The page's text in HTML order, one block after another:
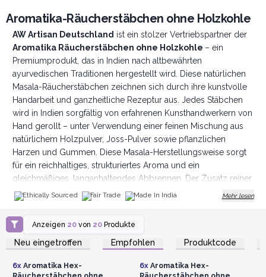
Aromatika-Räucherstäbchen ohne Holzkohle
AW Artisan Deutschland ist ein stolzer Vertriebspartner der
Aromatika Räucherstäbchen ohne Holzkohle – ein
Premiumprodukt, das in Indien nach altbewährten
ayurvedischen Traditionen hergestellt wird. Diese natürlichen
Masala-Räucherstäbchen zeichnen sich durch ihre kunstvolle
Handarbeit und ganzheitliche Rezeptur aus. Jedes Stäbchen
wird in Indien sorgfältig von erfahrenen Kunsthandwerkern von
Hand gerollt – unter Verwendung einer feinen Mischung aus
natürlichem Holzpulver, Joss-Pulver sowie pflanzlichen
Harzen und Gummen. Diese Masala-Herstellungsweise sorgt
für ein reichhaltiges, strukturiertes Aroma und ein
gleichmäßiges, langanhaltendes Abbrennen. Der Zusatz reiner
ätherischer Duftöle verleiht den Stäbchen therapeutische und
seelischen Duft – ideal
Verbesserung der Raumstimmung.
Ein wesentliches Merkmal der Aromatika-Räucherstäbchen ist
ungiftiges Abbrennen gewährleistet. Frei von synthetischen
Ethically Sourced Fair Trade Made In India Mehr lesen
Anzeigen 20 von 20 Produkte
Neu eingetroffen Empfohlen Produktcode
Anmelden oder
Registrieren für
Großhandelspreise
6xAromatika Hex-
Registrieren für
Großhandelspreise
6xAromatika Hex-